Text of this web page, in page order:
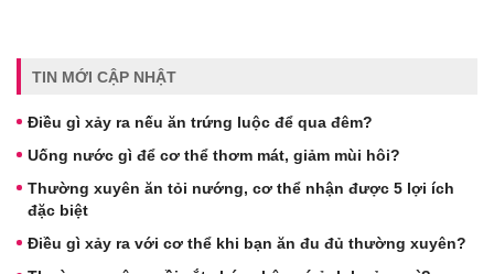
TIN MỚI CẬP NHẬT
Điều gì xảy ra nếu ăn trứng luộc để qua đêm?
Uống nước gì để cơ thể thơm mát, giảm mùi hôi?
Thường xuyên ăn tỏi nướng, cơ thể nhận được 5 lợi ích
đặc biệt
Điều gì xảy ra với cơ thể khi bạn ăn đu đủ thường xuyên?